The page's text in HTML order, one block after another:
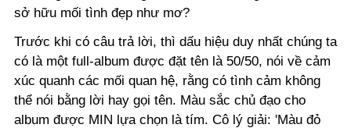
sở hữu mối tình đẹp như mơ?
Trước khi có câu trả lời, thì dấu hiệu duy nhất chúng ta
có là một full-album được đặt tên là 50/50, nói về cảm
xúc quanh các mối quan hệ, rằng có tình cảm không
thể nói bằng lời hay gọi tên. Màu sắc chủ đạo cho
album được MIN lựa chọn là tím. Cô lý giải: 'Màu đỏ